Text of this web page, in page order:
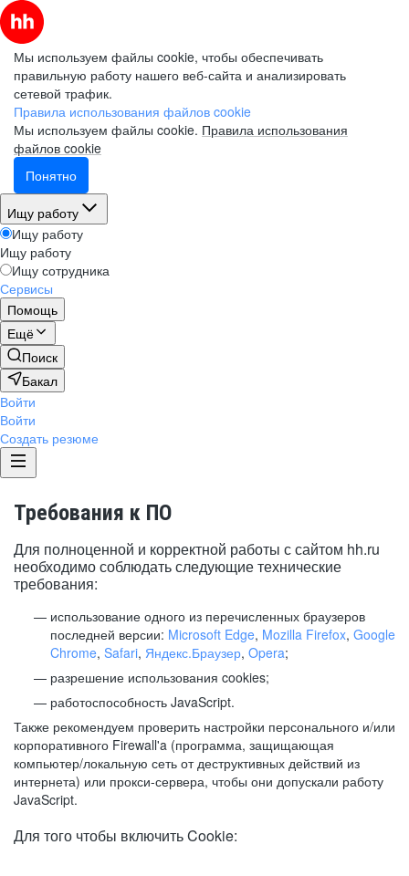
Мы используем файлы cookie, чтобы обеспечивать
правильную работу нашего веб-сайта и анализировать
сетевой трафик.
Правила использования файлов cookie
Мы используем файлы cookie. Правила использования
файлов cookie
Понятно
Ищу работу
Ищу работу
Ищу работу
Ищу сотрудника
Сервисы
Помощь
Ещё
Поиск
Бакал
Войти
Войти
Создать резюме
Требования к ПО
Для полноценной и корректной работы с сайтом hh.ru
необходимо соблюдать следующие технические
требования:
использование одного из перечисленных браузеров
последней версии: Microsoft Edge, Mozilla Firefox, Google
Chrome, Safari, Яндекс.Браузер, Opera;
разрешение использования cookies;
работоспособность JavaScript.
Также рекомендуем проверить настройки персонального и/или
корпоративного Firewall'a (программа, защищающая
компьютер/локальную сеть от деструктивных действий из
интернета) или прокси-сервера, чтобы они допускали работу
JavaScript.
Для того чтобы включить Cookie: